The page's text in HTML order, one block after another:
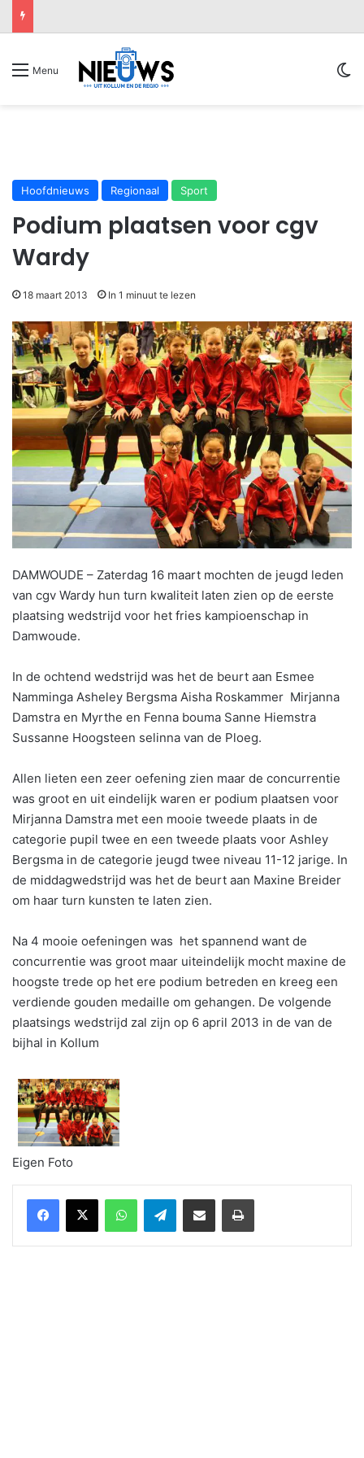
Menu
Hoofdnieuws Regionaal Sport
Podium plaatsen voor cgv
Wardy
18 maart 2013 In 1 minuut te lezen
DAMWOUDE – Zaterdag 16 maart mochten de jeugd leden
van cgv Wardy hun turn kwaliteit laten zien op de eerste
plaatsing wedstrijd voor het fries kampioenschap in
Damwoude.
In de ochtend wedstrijd was het de beurt aan Esmee
Namminga Asheley Bergsma Aisha Roskammer Mirjanna
Damstra en Myrthe en Fenna bouma Sanne Hiemstra
Sussanne Hoogsteen selinna van de Ploeg.
Allen lieten een zeer oefening zien maar de concurrentie
was groot en uit eindelijk waren er podium plaatsen voor
Mirjanna Damstra met een mooie tweede plaats in de
categorie pupil twee en een tweede plaats voor Ashley
Bergsma in de categorie jeugd twee niveau 11-12 jarige. In
de middagwedstrijd was het de beurt aan Maxine Breider
om haar turn kunsten te laten zien.
Na 4 mooie oefeningen was het spannend want de
concurrentie was groot maar uiteindelijk mocht maxine de
hoogste trede op het ere podium betreden en kreeg een
verdiende gouden medaille om gehangen. De volgende
plaatsings wedstrijd zal zijn op 6 april 2013 in de van de
bijhal in Kollum
Eigen Foto
WhatsAppTelegramDelen via Email Print